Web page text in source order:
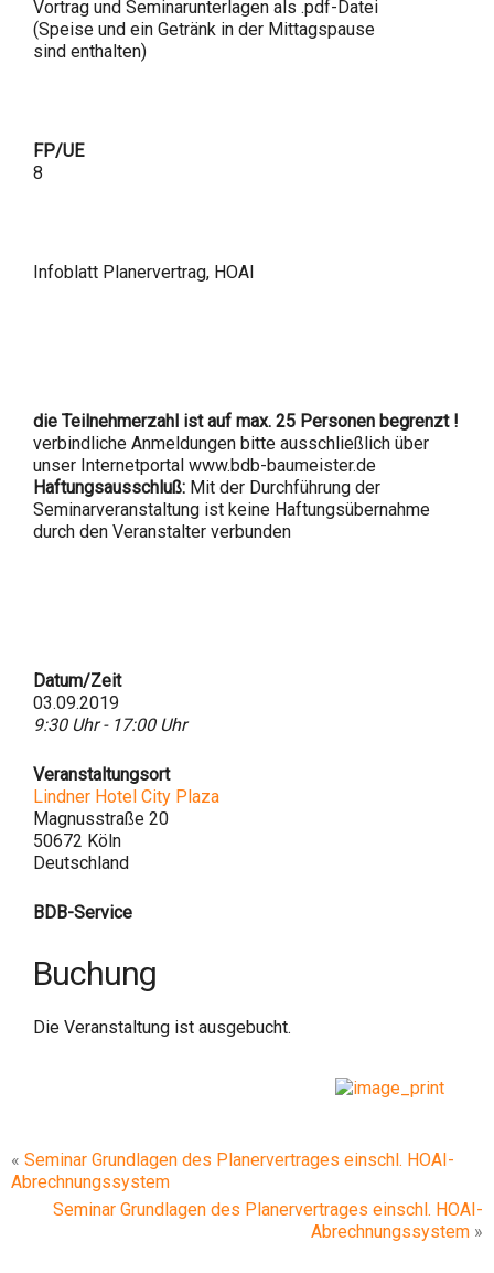
Vortrag und Seminarunterlagen als .pdf-Datei
(Speise und ein Getränk in der Mittagspause
sind enthalten)
FP/UE
8
Infoblatt Planervertrag, HOAI
die Teilnehmerzahl ist auf max. 25 Personen begrenzt !
verbindliche Anmeldungen bitte ausschließlich über
unser Internetportal www.bdb-baumeister.de
Haftungsausschluß: Mit der Durchführung der
Seminarveranstaltung ist keine Haftungsübernahme
durch den Veranstalter verbunden
Datum/Zeit
03.09.2019
9:30 Uhr - 17:00 Uhr
Veranstaltungsort
Lindner Hotel City Plaza
Magnusstraße 20
50672 Köln
Deutschland
BDB-Service
Buchung
Die Veranstaltung ist ausgebucht.
« Seminar Grundlagen des Planervertrages einschl. HOAI-
Abrechnungssystem
Seminar Grundlagen des Planervertrages einschl. HOAI-
Abrechnungssystem »